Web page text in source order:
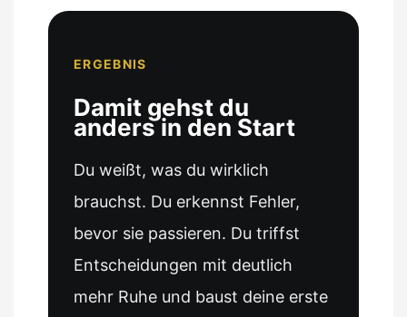
ERGEBNIS
Damit gehst du
anders in den Start
Du weißt, was du wirklich
brauchst. Du erkennst Fehler,
bevor sie passieren. Du triffst
Entscheidungen mit deutlich
mehr Ruhe und baust deine erste